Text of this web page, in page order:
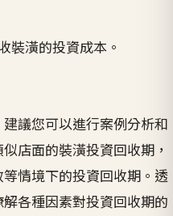
裝潢的投資成本。
議您可以進行案例分析和
店面的裝潢投資回收期，
情境下的投資回收期。透
各種因素對投資回收期的